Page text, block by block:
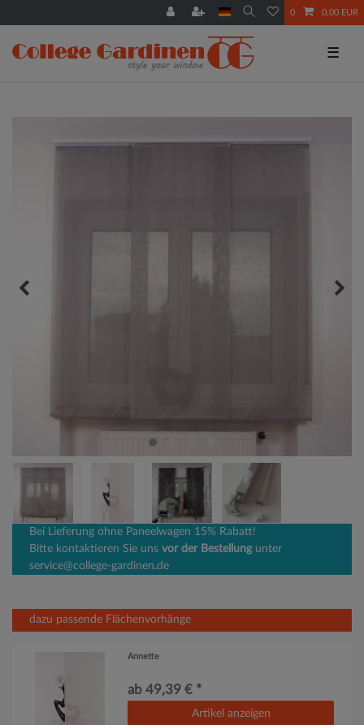
0 0,00 EUR
☰
Bei Lieferung ohne Paneelwagen 15% Rabatt!
Bitte kontaktieren Sie uns vor der Bestellungunter
service@college-gardinen.de
dazu passende Flächenvorhänge
Annette
ab 49,39 € *
Artikel anzeigen